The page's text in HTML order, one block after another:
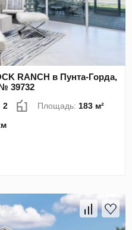
RANCH в Пунта-Горда,
39732
2 Площадь: 183 м²